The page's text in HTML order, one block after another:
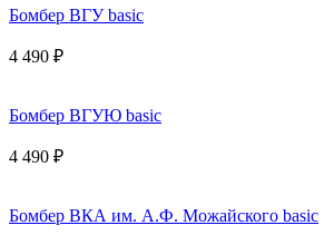
Бомбер ВГУ basic
4 490 ₽
Бомбер ВГУЮ basic
4 490 ₽
Бомбер ВКА им. А.Ф. Можайского basic